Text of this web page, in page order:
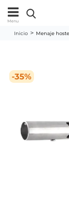
Menu
Inicio Menaje
-35%